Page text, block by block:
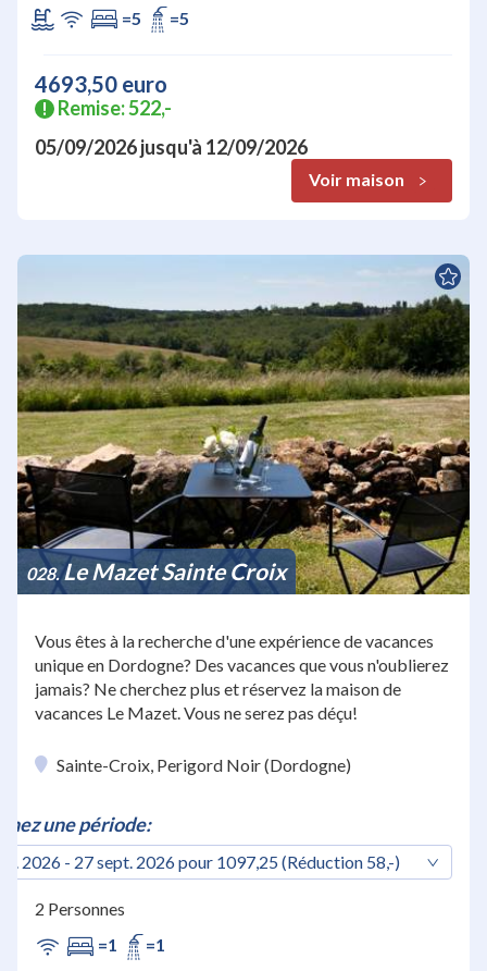
=5 =5
4693,50 euro
!
Remise: 522,-
05/09/2026jusqu'à 12/09/2026
Voir maison
028 Le Mazet Sainte Croix
Vous êtes à la recherche d'une expérience de vacances
unique en Dordogne? Des vacances que vous n'oublierez
jamais? Ne cherchez plus et réservez la maison de
vacances Le Mazet. Vous ne serez pas déçu!
Sainte-Croix, Perigord Noir (Dordogne)
une période:
2026 - 27 sept. 2026 pour 1097,25 (Réduction 58,-)
2 Personnes
=1
=1